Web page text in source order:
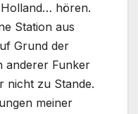
hören.
Station aus
Grund der
anderer Funker
nicht zu Stande.
meiner